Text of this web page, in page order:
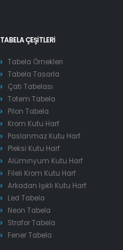
TABELA ÇEŞITLERI
Tabela Örnekleri
Tabela Tasarla
Çatı Tabelası
Totem Tabela
Pilon Tabela
Krom Kutu Harf
Paslanmaz Kutu Harf
Pleksi Kutu Harf
Alüminyum Kutu Harf
Fileli Krom Kutu Harf
Arkadan Işıklı Kutu Harf
Led Tabela
Neon Tabela
Strafor Tabela
Fener Tabela